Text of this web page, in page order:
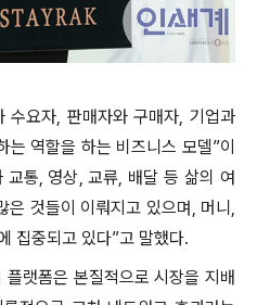
수요자, 판매자와 구매자, 기업과
역할을 하는 비즈니스 모델”이
교통, 영상, 교류, 배달 등 삶의 여
은 것들이 이뤄지고 있으며, 머니,
집중되고 있다”고 말했다.
랫폼은 본질적으로 시장을 지배